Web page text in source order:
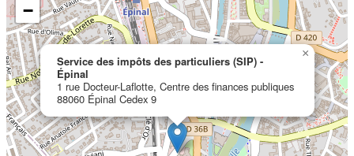
Service des impôts des particuliers (SIP) -
Épinal
1 rue Docteur-Laflotte, Centre des finances publiques
88060 Épinal Cedex 9
×
−